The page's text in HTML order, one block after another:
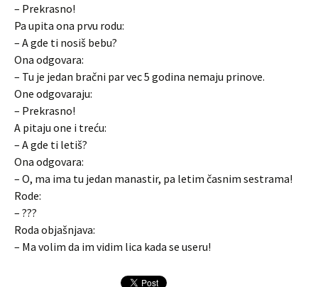
– Prekrasno!
Pa upita ona prvu rodu:
– A gde ti nosiš bebu?
Ona odgovara:
– Tu je jedan bračni par vec 5 godina nemaju prinove.
One odgovaraju:
– Prekrasno!
A pitaju one i treću:
– A gde ti letiš?
Ona odgovara:
– O, ma ima tu jedan manastir, pa letim časnim sestrama!
Rode:
– ???
Roda objašnjava:
– Ma volim da im vidim lica kada se useru!